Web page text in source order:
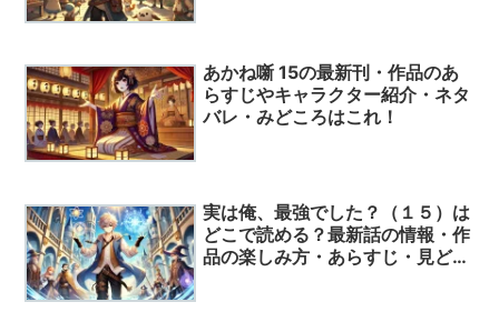
あかね噺 15の最新刊・作品のあ
らすじやキャラクター紹介・ネタ
バレ・みどころはこれ！
実は俺、最強でした？（１５）は
どこで読める？最新話の情報・作
品の楽しみ方・あらすじ・見どこ